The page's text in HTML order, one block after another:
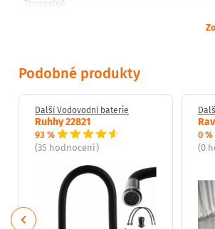
Trojcestné
Podobné produkty
Další Vodovodní baterie
Ruhhy 22821
93 %
(35 hodnocení)
0 %
(0
Previous